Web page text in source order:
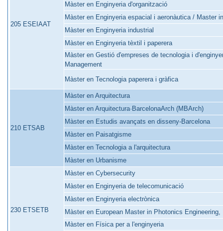
205 ESEIAAT
Màster en Enginyeria d'organització
Màster en Enginyeria espacial i aeronàutica / Master
Màster en Enginyeria industrial
Màster en Enginyeria tèxtil i paperera
Màster en Gestió d'empreses de tecnologia i
Management
Màster en Tecnologia paperera i gràfica
210 ETSAB
Màster en Arquitectura
Màster en Arquitectura·BarcelonaArch (MBArch)
Màster en Estudis avançats en disseny-Barcelona
Màster en Paisatgisme
Màster en Tecnologia a l'arquitectura
Màster en Urbanisme
230 ETSETB
Màster en Cybersecurity
Màster en Enginyeria de telecomunicació
Màster en Enginyeria electrònica
Màster en European Master in Photonics
Màster en Física per a l'enginyeria